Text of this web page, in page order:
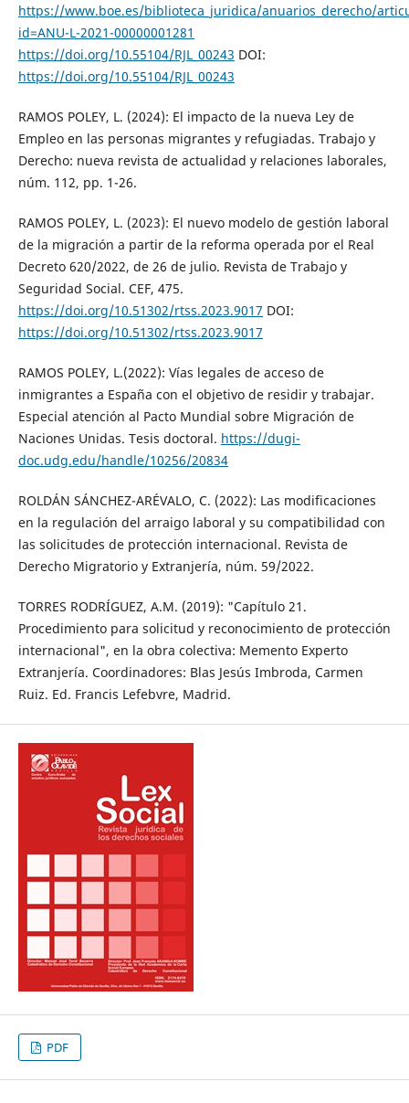
https://www.boe.es/biblioteca_juridica/anuarios_derecho/
id=ANU-L-2021-00000001281
https://doi.org/10.55104/RJL_00243 DOI:
https://doi.org/10.55104/RJL_00243
RAMOS POLEY, L. (2024): El impacto de la nueva Ley de
Empleo en las personas migrantes y refugiadas. Trabajo y
Derecho: nueva revista de actualidad y relaciones laborales,
núm. 112, pp. 1-26.
RAMOS POLEY, L. (2023): El nuevo modelo de gestión laboral
de la migración a partir de la reforma operada por el Real
Decreto 620/2022, de 26 de julio. Revista de Trabajo y
Seguridad Social. CEF, 475.
https://doi.org/10.51302/rtss.2023.9017 DOI:
https://doi.org/10.51302/rtss.2023.9017
RAMOS POLEY, L.(2022): Vías legales de acceso de
inmigrantes a España con el objetivo de residir y trabajar.
Especial atención al Pacto Mundial sobre Migración de
Naciones Unidas. Tesis doctoral. https://dugi-
doc.udg.edu/handle/10256/20834
ROLDÁN SÁNCHEZ-ARÉVALO, C. (2022): Las modificaciones
en la regulación del arraigo laboral y su compatibilidad con
las solicitudes de protección internacional. Revista de
Derecho Migratorio y Extranjería, núm. 59/2022.
TORRES RODRÍGUEZ, A.M. (2019): "Capítulo 21.
Procedimiento para solicitud y reconocimiento de protección
internacional", en la obra colectiva: Memento Experto
Extranjería. Coordinadores: Blas Jesús Imbroda, Carmen
Ruiz. Ed. Francis Lefebvre, Madrid.
PDF